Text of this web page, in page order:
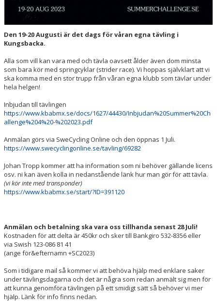
Den 19-20 Augusti är det dags för våran egna tävling i
Kungsbacka.
Alla som vill kan vara med och tävla oavsett ålder även dom minsta
som bara kör med springcyklar (strider race). Vi hoppas självklart att vi
ska komma med en stor trupp från våran egna klubb som tävlar under
hela helgen!
Inbjudan till tävlingen
https://www.kbabmx.se/docs/1627/44430/Inbjudan%20Summer%20Ch
allenge%204%20-%202023.pdf
Anmälan görs via SweCycling Online och den öppnas 1 Juli.
https://www.swecyclingonline.se/tavling/69282
Johan Tropp kommer att ha information som ni behöver gällande licens
osv. ni kan även kolla in nedanstående länk hur man gör för att tävla.
(vi kör inte med transponder)
https://www.kbabmx.se/start/?ID=391120
Anmälan och betalning ska vara oss tillhanda senast 28 Juli!
Kostnaden för att delta är 450kr och sker till Bankgiro 532-8356 eller
via Swish 123-086 81 41
(ange för&efternamn +SC2023)
Som i tidigare mail så kommer vi att behöva hjälp med enklare saker
under tävlingsdagarna och det är några som redan anmält sig men för
att kunna genomföra tävlingen på ett smidigt sätt så behöver vi mer
hjälp. Länk för info finns nedan.